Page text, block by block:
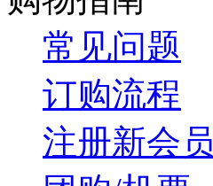
常见问题
订购流程
注册新会员